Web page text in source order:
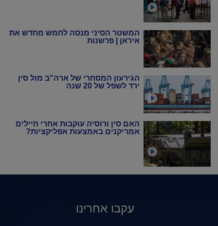
המשטר הסיני מנסה לחמש מחדש את
איראן | פרשנות
הגירעון המסחרי של ארה"ב מול סין
ירד לשפל של 20 שנה
האם סין ורוסיה עוקבות אחרי חיילים
אמריקנים באמצעות אפליקציות?
עקבו אחרינו